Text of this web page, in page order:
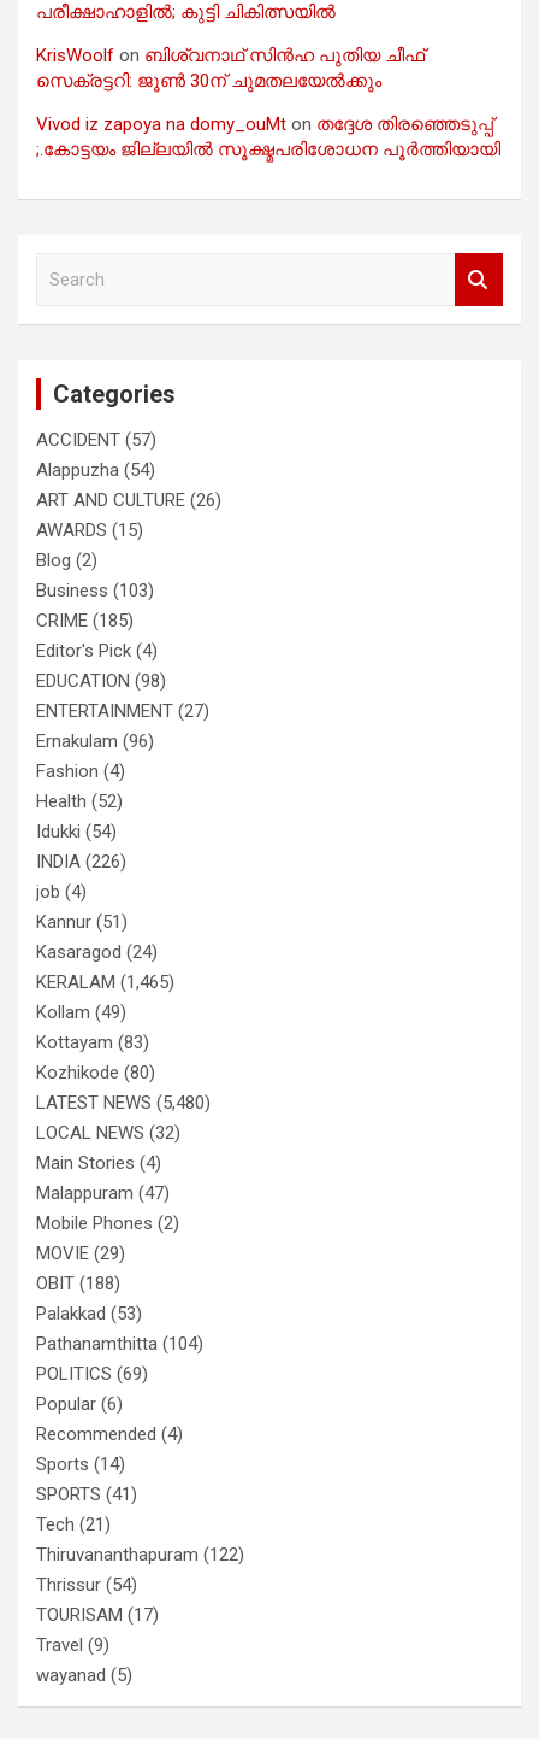
പരീക്ഷാഹാളിൽ; കുട്ടി ചികിത്സയിൽ
KrisWoolf on ബിശ്വനാഥ് സിൻഹ പുതിയ ചീഫ്
സെക്രട്ടറി: ജൂൺ 30ന് ചുമതലയേൽക്കും
Vivod iz zapoya na domy_ouMt on തദ്ദേശ തിരഞ്ഞെടുപ്പ്
;.കോട്ടയം ജില്ലയിൽ സൂക്ഷ്മപരിശോധന പൂർത്തിയായി
Categories
ACCIDENT (57)
Alappuzha (54)
ART AND CULTURE (26)
AWARDS (15)
Blog (2)
Business (103)
CRIME (185)
Editor's Pick (4)
EDUCATION (98)
ENTERTAINMENT (27)
Ernakulam (96)
Fashion (4)
Health (52)
Idukki (54)
INDIA (226)
job (4)
Kannur (51)
Kasaragod (24)
KERALAM (1,465)
Kollam (49)
Kottayam (83)
Kozhikode (80)
LATEST NEWS (5,480)
LOCAL NEWS (32)
Main Stories (4)
Malappuram (47)
Mobile Phones (2)
MOVIE (29)
OBIT (188)
Palakkad (53)
Pathanamthitta (104)
POLITICS (69)
Popular (6)
Recommended (4)
Sports (14)
SPORTS (41)
Tech (21)
Thiruvananthapuram (122)
Thrissur (54)
TOURISAM (17)
Travel (9)
wayanad (5)